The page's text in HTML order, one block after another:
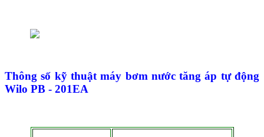
Thông số kỹ thuật máy bơm nước tăng áp tự động
Wilo PB - 201EA